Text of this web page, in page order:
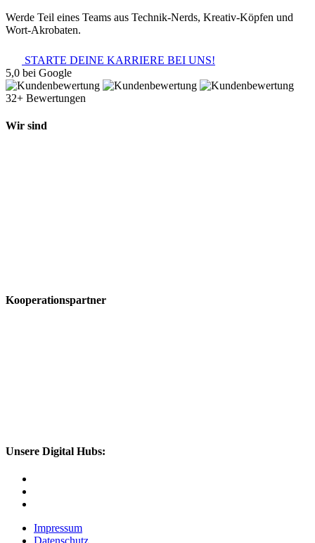
Werde Teil eines Teams aus Technik-Nerds, Kreativ-Köpfen und
Wort-Akrobaten.
STARTE DEINE KARRIERE BEI UNS!
5,0 bei Google
32+ Bewertungen
Wir sind
Kooperationspartner
Unsere Digital Hubs:
Impressum